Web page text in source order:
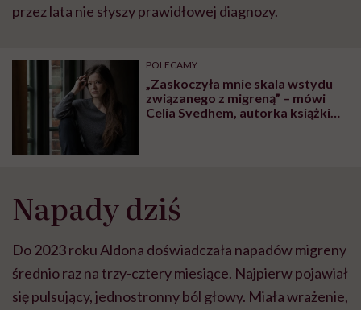
przez lata nie słyszy prawidłowej diagnozy.
POLECAMY
„Zaskoczyła mnie skala wstydu
związanego z migreną” – mówi
Celia Svedhem, autorka książki
Napady dziś
Do 2023 roku Aldona doświadczała napadów migreny
średnio raz na trzy-cztery miesiące. Najpierw pojawiał
się pulsujący, jednostronny ból głowy. Miała wrażenie,